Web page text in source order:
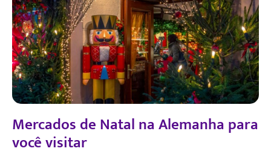
Mercados de Natal na Alemanha para
você visitar